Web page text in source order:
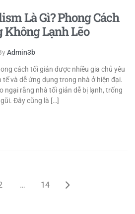
Là Gì? Phong Cách
Lạnh Lẽo
Admin3b
cách tối giản được nhiều gia chủ yêu
và dễ ứng dụng trong nhà ở hiện đại.
ngại rằng nhà tối giản dễ bị lạnh, trống
Đây cũng là […]
… 14